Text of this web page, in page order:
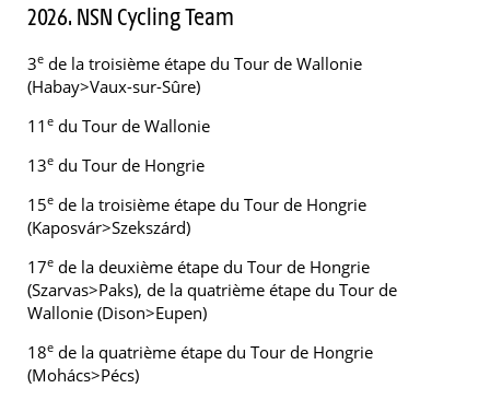
2026. NSN Cycling Team
3e de la troisième étape du Tour de Wallonie
(Habay>Vaux-sur-Sûre)
11 e du Tour de Wallonie
13e du Tour de Hongrie
15e de la troisième étape du Tour de Hongrie
(Kaposvár>Szekszárd)
17e de la deuxième étape du Tour de Hongrie
(Szarvas>Paks), de la quatrième étape du Tour de
Wallonie (Dison>Eupen)
18e de la quatrième étape du Tour de Hongrie
(Mohács>Pécs)